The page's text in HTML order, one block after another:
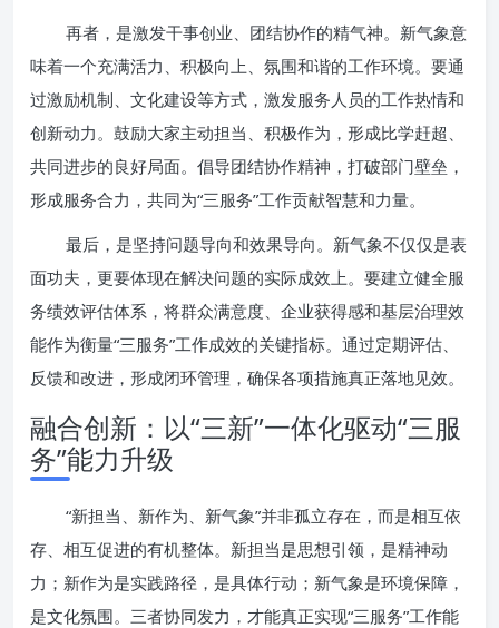
再者，是激发干事创业、团结协作的精气神。新气象意
味着一个充满活力、积极向上、氛围和谐的工作环境。要通
过激励机制、文化建设等方式，激发服务人员的工作热情和
创新动力。鼓励大家主动担当、积极作为，形成比学赶超、
共同进步的良好局面。倡导团结协作精神，打破部门壁垒，
形成服务合力，共同为“三服务”工作贡献智慧和力量。
最后，是坚持问题导向和效果导向。新气象不仅仅是表
面功夫，更要体现在解决问题的实际成效上。要建立健全服
务绩效评估体系，将群众满意度、企业获得感和基层治理效
能作为衡量“三服务”工作成效的关键指标。通过定期评估、
反馈和改进，形成闭环管理，确保各项措施真正落地见效。
融合创新：以“三新”一体化驱动“三服
务”能力升级
“新担当、新作为、新气象”并非孤立存在，而是相互依
存、相互促进的有机整体。新担当是思想引领，是精神动
力；新作为是实践路径，是具体行动；新气象是环境保障，
是文化氛围。三者协同发力，才能真正实现“三服务”工作能